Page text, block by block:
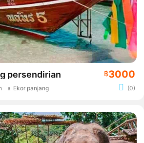
persendirian ฿3000
Ekor panjang (0)